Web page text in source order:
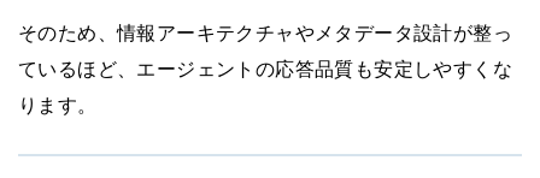
そのため、情報アーキテクチャやメタデータ設計が整っ
ているほど、エージェントの応答品質も安定しやすくな
ります。